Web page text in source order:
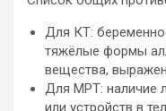
Для КТ:
тяжёлые формы
вещества,
Для МРТ: наличие
или устройств в